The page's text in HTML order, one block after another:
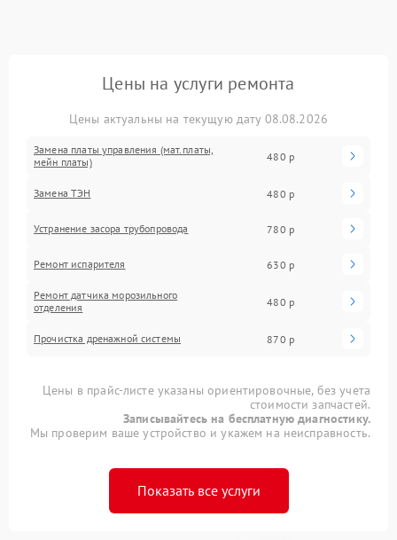
Цены на услуги ремонта
Цены актуальны на текущую дату 08.08.2026
Замена платы управления (мат.платы,
мейн платы)
480 р
Замена ТЭН 480 р
Устранение засора трубопровода 780 р
Ремонт испарителя 630 р
Ремонт датчика морозильного
отделения
480 р
Прочистка дренажной системы 870 р
Цены в прайс-листе указаны ориентировочные, без учета
стоимости запчастей.
Записывайтесь на бесплатную диагностику.
Мы проверим ваше устройство и укажем на неисправность.
Показать все услуги